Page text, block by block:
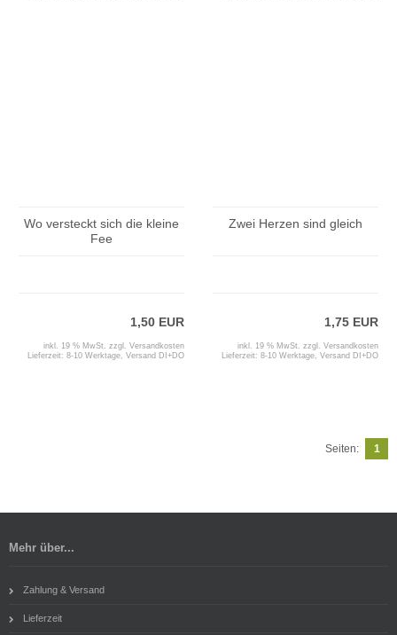
Wo versteckt sich die kleine
Fee
1,50 EUR
inkl. 19 % MwSt. zzgl. Versandkosten
Lieferzeit: 8-10 Werktage, Versand DI+DO
Zwei Herzen sind gleich
1,75 EUR
inkl. 19 % MwSt. zzgl. Versandkosten
Lieferzeit: 8-10 Werktage, Versand DI+DO
Seiten: 1
Mehr über...
Zahlung & Versand
Lieferzeit